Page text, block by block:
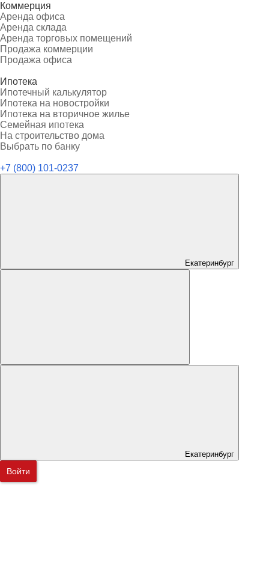
Коммерция
Аренда офиса
Аренда склада
Аренда торговых помещений
Продажа коммерции
Продажа офиса
Ипотека
Ипотечный калькулятор
Ипотека на новостройки
Ипотека на вторичное жилье
Семейная ипотека
На строительство дома
Выбрать по банку
+7 (800) 101-0237
Екатеринбург
Екатеринбург
Войти